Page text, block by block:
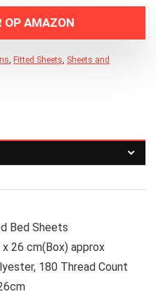
OP AMAZON
Fitted Sheets Sheets and
Bed Sheets
26 cm(Box) approx
180 Thread Count